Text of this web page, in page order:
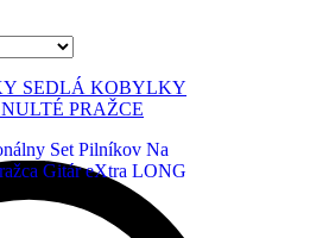
SEDLÁ KOBYLKY
NULTÉ PRAŽCE